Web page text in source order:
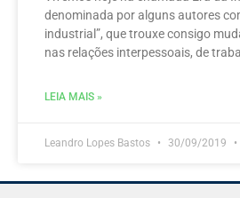
denominada por alguns autores
industrial”, que trouxe consigo
nas relações interpessoais, de
LEIA MAIS »
Leandro Lopes Bastos 30/09/2019